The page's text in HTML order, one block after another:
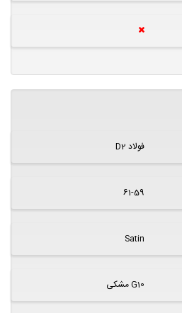
فولاد D2
61-59
Satin
G10 مشکی